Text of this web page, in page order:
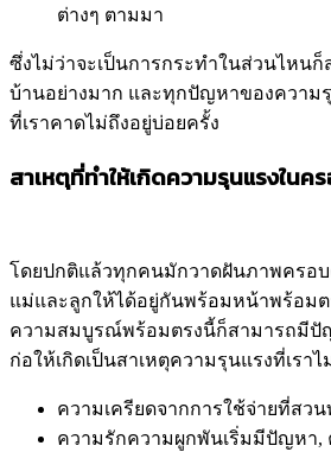
ต่างๆ ตามมา
ซึ่งไม่ว่าจะเป็นการกระทำในส่วนไหน
บ้านอย่างมาก และทุกปัญหาของความ
ที่เราคาดไม่ถึงอยู่บ่อยครั้ง
สาเหตุที่ทำให้เกิดความรุนแรงในค
โดยปกติแล้วทุกคนมักวาดฝันภาพครอ
แม่และลูกให้ได้อยู่กันพร้อมหน้าพร้อมต
ความสมบูรณ์พร้อมตรงนี้ก็สามารถมีปั
ก่อให้เกิดเป็นสาเหตุความรุนแรงที่เรา
ความเครียดจากการใช้จ่ายที่สวน
ความรักความผูกพันเริ่มมีปัญหา,